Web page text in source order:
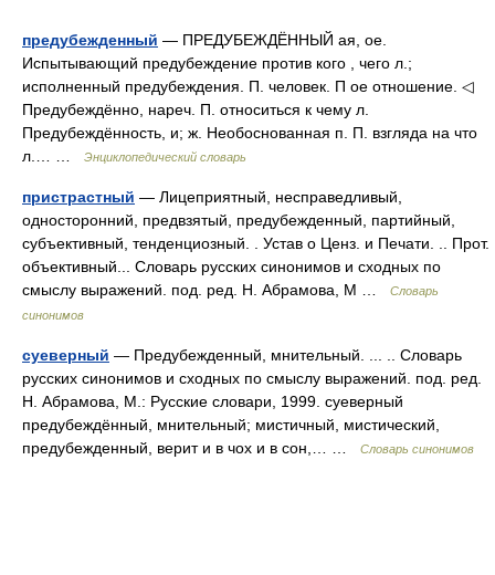
предубежденный — ПРЕДУБЕЖДЁННЫЙ ая, ое.
Испытывающий предубеждение против кого , чего л.;
исполненный предубеждения. П. человек. П ое отношение. ◁
Предубеждённо, нареч. П. относиться к чему л.
Предубеждённость, и; ж. Необоснованная п. П. взгляда на что
л.… …
Энциклопедический словарь
пристрастный — Лицеприятный, несправедливый,
односторонний, предвзятый, предубежденный, партийный,
субъективный, тенденциозный. . Устав о Ценз. и Печати. .. Прот.
объективный... Словарь русских синонимов и сходных по
смыслу выражений. под. ред. Н. Абрамова, М …
Словарь
синонимов
суеверный — Предубежденный, мнительный. ... .. Словарь
русских синонимов и сходных по смыслу выражений. под. ред.
Н. Абрамова, М.: Русские словари, 1999. суеверный
предубеждённый, мнительный; мистичный, мистический,
предубежденный, верит и в чох и в сон,… …
Словарь синонимов